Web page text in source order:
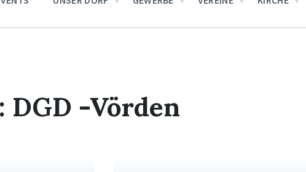
DGD -Vörden